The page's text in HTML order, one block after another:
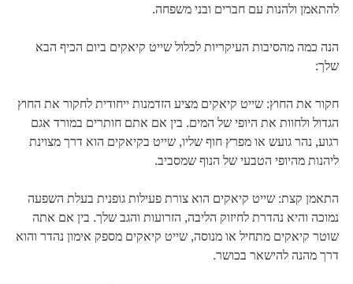
להתאמן ולהנות עם חברים ובני משפחה.
הנה כמה מהסיבות העיקריות לכלול שייט קיאקים ביום הכיף הבא
שלך:
חקור את החוץ: שייט קיאקים מציע הזדמנות ייחודית לחקור את החוץ
הגדול ולחוות את היופי של המים. בין אם אתם חותרים במורד אגם
רגוע, נהר גועש או מפרץ חוף שליו, שייט בקיאקים הוא דרך מצוינת
ליהנות מהיופי הטבעי של הנוף שמסביב.
התאמן קצת: שייט קיאקים הוא צורת פעילות גופנית בעלת השפעה
נמוכה והיא נהדרת לחיזוק הליבה, הזרועות והגב שלך. בין אם אתה
שוטר קיאקים מתחיל או מנוסה, שייט קיאקים מספק אימון נהדר והוא
דרך מהנה להישאר בכושר.